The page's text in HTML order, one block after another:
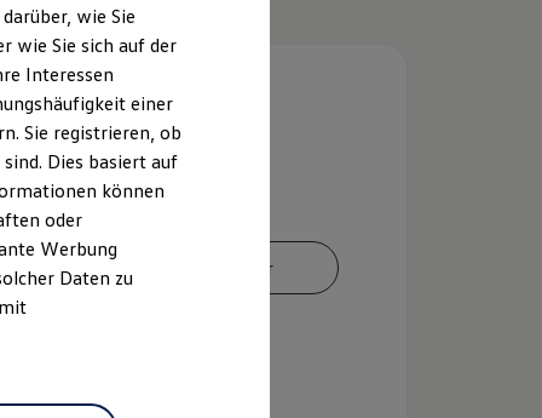
Ansprechpartner
wie Sie
wie Sie sich auf der
Interessen
einer
Sie registrieren, ob
Dies basiert auf
können
oder
Werbung
Daten zu